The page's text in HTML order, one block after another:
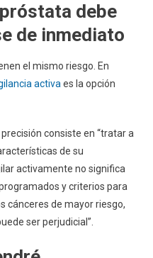
debe
de inmediato
el mismo riesgo. En
activaes la opción
consiste en “tratar a
de su
activamente no significa
y criterios para
cánceres de mayor riesgo,
ser perjudicial”.